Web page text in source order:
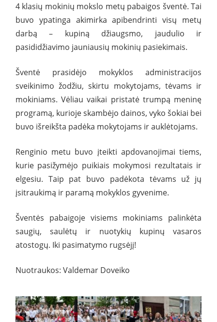
4 klasių mokinių mokslo metų pabaigos šventė. Tai
buvo ypatinga akimirka apibendrinti visų metų
darbą – kupiną džiaugsmo, jaudulio ir
pasididžiavimo jauniausių mokinių pasiekimais.
Šventė prasidėjo mokyklos administracijos
sveikinimo žodžiu, skirtu mokytojams, tėvams ir
mokiniams. Vėliau vaikai pristatė trumpą meninę
programą, kurioje skambėjo dainos, vyko šokiai bei
buvo išreikšta padėka mokytojams ir auklėtojams.
Renginio metu buvo įteikti apdovanojimai tiems,
kurie pasižymėjo puikiais mokymosi rezultatais ir
elgesiu. Taip pat buvo padėkota tėvams už jų
įsitraukimą ir paramą mokyklos gyvenime.
Šventės pabaigoje visiems mokiniams palinkėta
saugių, saulėtų ir nuotykių kupinų vasaros
atostogų. Iki pasimatymo rugsėjį!
Nuotraukos: Valdemar Doveiko